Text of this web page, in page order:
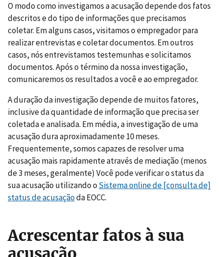
O modo como investigamos a acusação depende dos fatos
descritos e do tipo de informações que precisamos
coletar. Em alguns casos, visitamos o empregador para
realizar entrevistas e coletar documentos. Em outros
casos, nós entrevistamos testemunhas e solicitamos
documentos. Após o término da nossa investigação,
comunicaremos os resultados a você e ao empregador.
A duração da investigação depende de muitos fatores,
inclusive da quantidade de informação que precisa ser
coletada e analisada. Em média, a investigação de uma
acusação dura aproximadamente 10 meses.
Frequentemente, somos capazes de resolver uma
acusação mais rapidamente através de mediação (menos
de 3 meses, geralmente) Você pode verificar o status da
sua acusação utilizando o Sistema online de [consulta de]
status de acusaçãoda EOCC.
Acrescentar fatos à sua